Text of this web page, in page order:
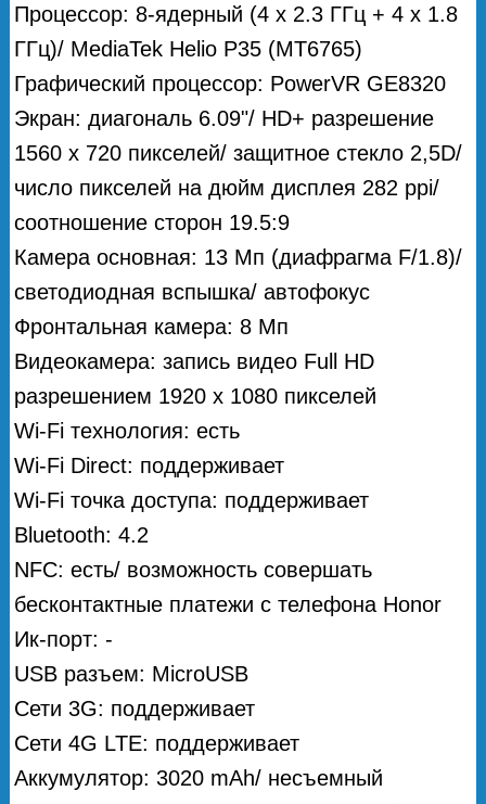
Процессор: 8-ядерный (4 х 2.3 ГГц + 4 х 1.8
ГГц)/ MediaTek Helio P35 (MT6765)
Графический процессор: PowerVR GE8320
Экран: диагональ 6.09"/ HD+ разрешение
1560 x 720 пикселей/ защитное стекло 2,5D/
число пикселей на дюйм дисплея 282 ppi/
соотношение сторон 19.5:9
Камера основная: 13 Мп (диафрагма F/1.8)/
светодиодная вспышка/ автофокус
Фронтальная камера: 8 Мп
Видеокамера: запись видео Full HD
разрешением 1920 х 1080 пикселей
Wi-Fi технология: есть
Wi-Fi Direct: поддерживает
Wi-Fi точка доступа: поддерживает
Bluetooth: 4.2
NFC: есть/ возможность совершать
бесконтактные платежи с телефона Honor
Ик-порт: -
USB разъем: MicroUSB
Сети 3G: поддерживает
Сети 4G LTE: поддерживает
Аккумулятор: 3020 mAh/ несъемный